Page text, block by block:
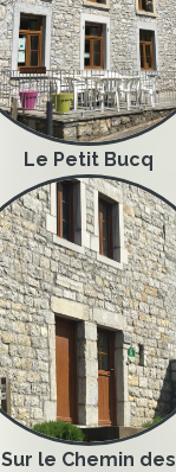
Le Petit Bucq
Sur le Chemin des